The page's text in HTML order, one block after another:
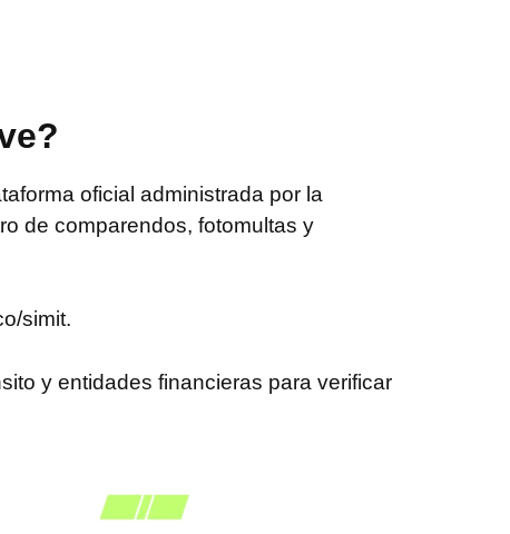
oficial administrada por la
de comparendos, fotomultas y
simit.
y entidades financieras para verificar